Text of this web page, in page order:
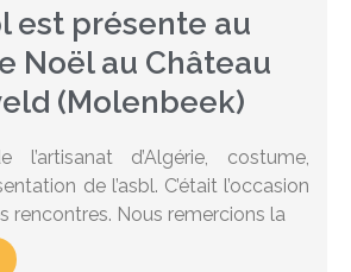
est présente au
Noël au Château
(Molenbeek)
l’artisanat d’Algérie, costume,
de l’asbl. C’était l’occasion
rencontres. Nous remercions la